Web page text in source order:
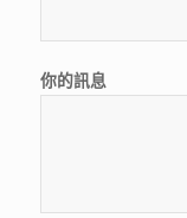
你的訊息